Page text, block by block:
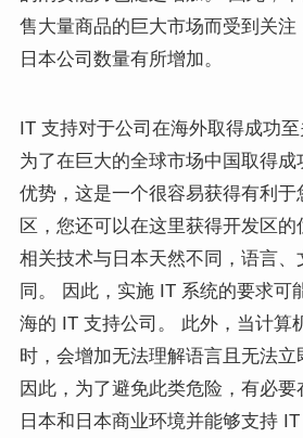
售大量商品的巨大市场而受到关注
日本公司数量有所增加。
IT 支持对于公司在海外取得成功
为了在巨大的全球市场中国取得成
优势，这是一个很容易获得有利
区，您还可以在这里获得开发区
相关技术与日本天然不同，语言、
同。 因此，实施 IT 系统的要求可
海的 IT 支持公司。 此外，当计算
时，会增加无法理解语言且无法立
因此，为了避免此类危险，有必
日本和日本商业环境并能够支持